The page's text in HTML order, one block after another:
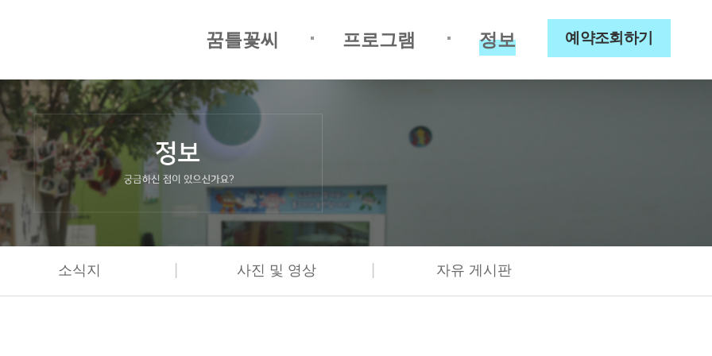
예약조회하기
정보
프로그램
꿈틀꽃씨
소식지 사진 및 영상 자유 게시판